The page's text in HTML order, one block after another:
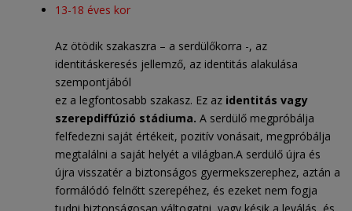
13-18 éves kor
Az ötödik szakaszra – a serdülőkorra -, az
identitáskeresés jellemző, az identitás alakulása
szempontjából
ez a legfontosabb szakasz. Ez az identitás vagy
szerepdiffúzió stádiuma. A serdülő megpróbálja
felfedezni saját értékeit, pozitív vonásait, megpróbálja
megtalálni a saját helyét a világban.A serdülő újra és
újra visszatér a biztonságos gyermekszerephez, aztán a
formálódó felnőtt szerepéhez, és ezeket nem fogja